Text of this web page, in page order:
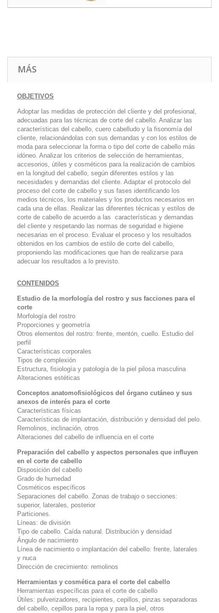
MÁS
OBJETIVOS
Adoptar las medidas de protección del cliente y del profesional,
adecuadas para las técnicas de corte del cabello. Analizar las
características del cabello, cuero cabelludo y la fisonomía del
cliente, relacionándolas con sus demandas y con los estilos de
moda para seleccionar la forma o tipo del corte de cabello más
idóneo. Analizar los criterios de selección de herramientas,
accesorios, útiles y cosméticos para la realización de cambios
en la longitud del cabello, según diferentes estilos y las
necesidades y demandas del cliente. Adaptar el protocolo del
proceso del corte de cabello y sus fases identificando los
medios técnicos, los materiales y los productos necesarios en
cada una de ellas. Realizar las diferentes técnicas y estilos de
corte de cabello de acuerdo a las características y demandas
del cliente y respetando las normas de seguridad e higiene
necesarias en el proceso. Evaluar el proceso y los resultados
obtenidos en los cambios de estilo de corte del cabello,
proponiendo las modificaciones que han de realizarse para
adecuar los resultados a lo previsto.
CONTENIDOS
Estudio de la morfología del rostro y sus facciones para el
corte
Morfología del rostro
Proporciones y geometría
Otros elementos del rostro: frente, mentón, cuello. Estudio del
perfil
Características corporales
Tipos de complexión
Estructura, fisiología y patología de la piel pilosa masculina
Alteraciones estéticas
Conceptos anatomofisiológicos del órgano cutáneo y sus
anexos de interés para el corte
Características físicas
Características de implantación, distribución y densidad del pelo.
Remolinos, inclinación, otros
Alteraciones del cabello de influencia en el corte
Preparación del cabello y aspectos personales que influyen
en el corte de cabello
Disposición del cabello
Grado de humedad
Cosméticos específicos
Separaciones del cabello. Zonas de trabajo o secciones:
superior, laterales, posterior
Particiones.
Líneas: de división
Tipo de cabello. Caída natural. Distribución y densidad
Ángulo de nacimiento
Línea de nacimiento o implantación del cabello: frente, laterales
y nuca
Dirección de crecimiento: remolinos
Herramientas y cosmética para el corte del cabello
Herramientas específicas para el corte de cabello
Útiles: pulverizadores, recipientes, cepillos, pinzas separadoras
del cabello, cepillos para la ropa y para la piel, otros